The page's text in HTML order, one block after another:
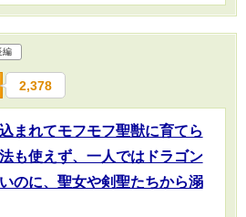
編
2,378
まれてモフモフ聖獣に育てら
も使えず、一人ではドラゴン
のに、聖女や剣聖たちから溺